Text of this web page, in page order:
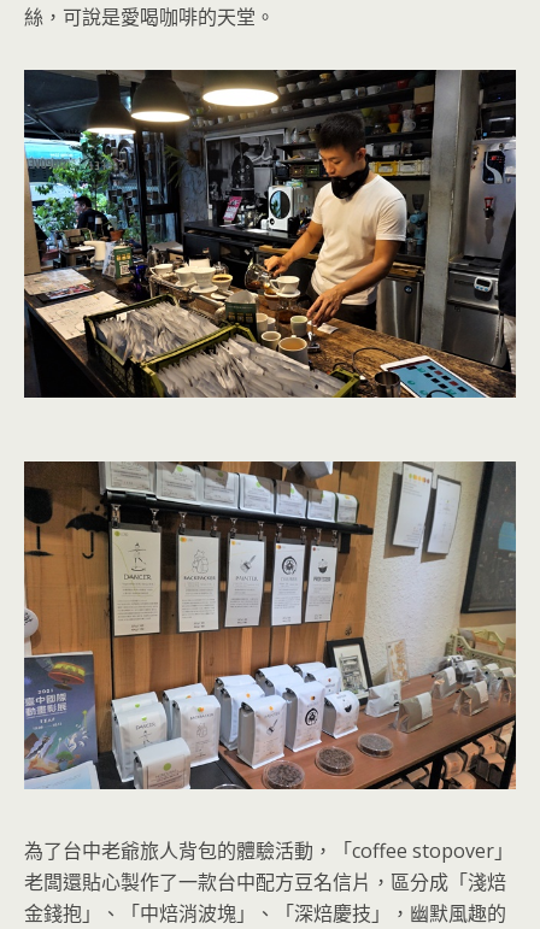
絲，可說是愛喝咖啡的天堂。
為了台中老爺旅人背包的體驗活動，「coffee stopover」
老闆還貼心製作了一款台中配方豆名信片，區分成「淺焙
金錢抱」、「中焙消波塊」、「深焙慶技」，幽默風趣的